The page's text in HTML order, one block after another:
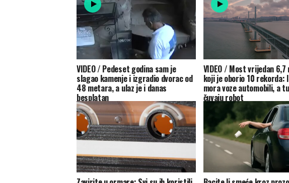
VIDEO / Pedeset godina sam je
slagao kamenje i izgradio dvorac od
48 metara, a ulaz je i danas
besplatan
VIDEO / Most vrijedan
koji je oborio 10 rekorda:
mora voze automobili, a
čuvaju robot